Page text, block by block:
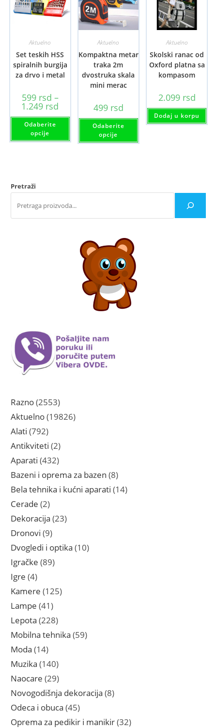
Aktuelno
Set teskih HSS
spiralnih burgija
za drvo i metal
599 rsd –
1.249 rsd
od
1.249 rsd
Odaberite
opcije
Ovaj
proizvod
varijanti.
proizvoda.
Aktuelno
Kompaktna metar
traka 2m
dvostruka skala
mini merac
499 rsd
Odaberite
opcije
Ovaj
proizvod
proizvoda.
Aktuelno
Skolski ranac od
Oxford platna sa
kompasom
2.099 rsd
Dodaj u korpu
Pretraži
Razno 25532553
proizvoda
Aktuelno 1982619826
Alati 792792
proizvoda
Antikviteti 22
proizvoda
Aparati 432432
proizvoda
Bazeni i oprema za bazen 88
proizvoda
Bela tehnika i kućni aparati 1414
Cerade 22
proizvoda
Dekoracija 2323
Dronovi 99
proizvoda
Dvogledi i optika 1010
Igračke 8989
Igre 44
proizvoda
Kamere 125125
Lampe 4141
proizvod
Lepota 228228
proizvoda
Mobilna tehnika 5959
Moda 1414
proizvoda
Muzika 140140
proizvoda
Naocare 2929
proizvoda
Novogodišnja dekoracija 88
Odeca i obuca 4545
proizvoda
Oprema za pedikir i manikir 3232